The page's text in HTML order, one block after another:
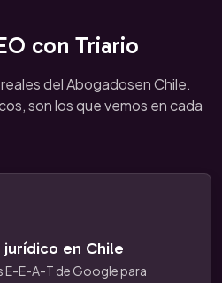
con Triario
del Abogadosen Chile.
son los que vemos en cada
jurídico en Chile
E-A-T de Google para